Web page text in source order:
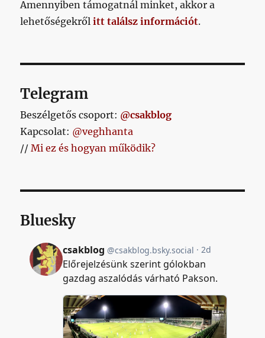
Amennyiben támogatnál minket, akkor a
lehetőségekrőlitt találsz információt.
Telegram
Beszélgetős csoport: @csakblog
Kapcsolat: @veghhanta
//Mi ez és hogyan működik?
Bluesky